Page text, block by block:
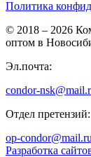
Политика
© 2018 – 2026
оптом в
Эл.почта:
condor-
Отдел претензий:
op-condor@mail.ru
Разработка